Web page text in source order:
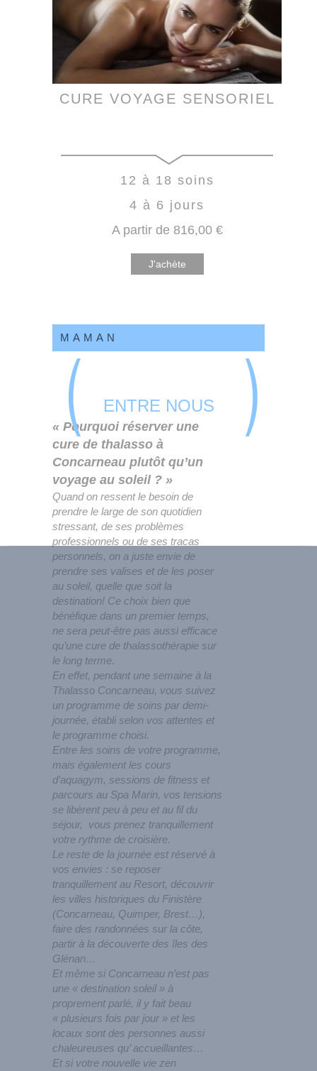
CURE VOYAGE SENSORIEL
12 à 18 soins
4 à 6 jours
A partir de 816,00 €
J'achète
MAMAN
ENTRE NOUS
« Pourquoi réserver une
cure de thalasso à
Concarneau plutôt qu’un
voyage au soleil ? »
Quand on ressent le besoin de
prendre le large de son quotidien
stressant, de ses problèmes
professionnels ou de ses tracas
personnels, on a juste envie de
prendre ses valises et de les poser
au soleil, quelle que soit la
destination! Ce choix bien que
bénéfique dans un premier temps,
ne sera peut-être pas aussi efficace
qu’une cure de thalassothérapie sur
le long terme.
En effet, pendant une semaine à la
Thalasso Concarneau, vous suivez
un programme de soins par demi-
journée, établi selon vos attentes et
le programme choisi.
Entre les soins de votre programme,
mais également les cours
d’aquagym, sessions de fitness et
parcours au Spa Marin, vos tensions
se libèrent peu à peu et au fil du
séjour, vous prenez tranquillement
votre rythme de croisière.
Le reste de la journée est réservé à
vos envies : se reposer
tranquillement au Resort, découvrir
les villes historiques du Finistère
(Concarneau, Quimper, Brest…),
faire des randonnées sur la côte,
partir à la découverte des îles des
Glénan…
Et même si Concarneau n’est pas
une « destination soleil » à
proprement parlé, il y fait beau
« plusieurs fois par jour » et les
locaux sont des personnes aussi
chaleureuses qu’ accueillantes…
Et si votre nouvelle vie zen